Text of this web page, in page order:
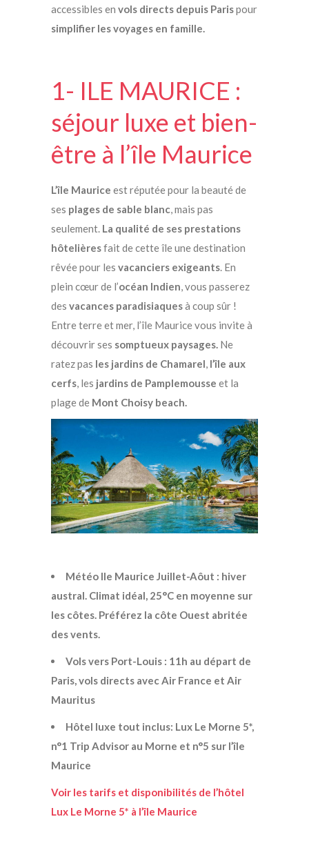
accessibles en vols directs depuis Parispour
simplifier les voyages en famille.
1- ILE MAURICE :
séjour luxe et bien-
être à l’île Maurice
L’île Maurice est réputée pour la beauté de
ses plages de sable blanc, mais pas
seulement. La qualité de ses prestations
hôtelièresfait de cette île une destination
rêvée pour les vacanciers exigeants. En
plein cœur de l’océan Indien, vous passerez
des vacances paradisiaquesà coup sûr !
Entre terre et mer, l’île Maurice vous invite à
découvrir ses somptueux paysages. Ne
ratez pas les jardins de Chamarel, l’île aux
cerfs, les jardins de Pamplemousse et la
plage de Mont Choisy beach.
Météo Ile Maurice Juillet-Aôut : hiver
austral. Climat idéal, 25°C en moyenne sur
les côtes. Préférez la côte Ouest abritée
des vents.
Vols vers Port-Louis : 11h au départ de
Paris, vols directs avec Air France et Air
Mauritus
Hôtel luxe tout inclus: Lux Le Morne 5*,
n°1 Trip Advisor au Morne et n°5 sur l’île
Maurice
Voir les tarifs et disponibilités de l’hôtel
Lux Le Morne 5* à l’île Maurice